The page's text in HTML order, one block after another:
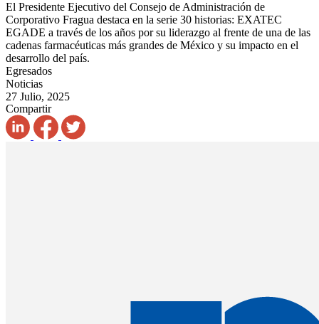
El Presidente Ejecutivo del Consejo de Administración de
Corporativo Fragua destaca en la serie 30 historias: EXATEC
EGADE a través de los años por su liderazgo al frente de una de las
cadenas farmacéuticas más grandes de México y su impacto en el
desarrollo del país.
Egresados
Noticias
27 Julio, 2025
Compartir